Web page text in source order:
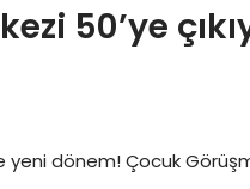
50’ye